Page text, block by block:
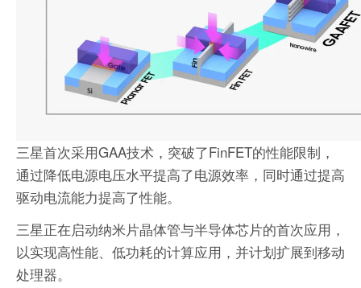
三星首次采用GAA技术，突破了FinFET的性能限制，
通过降低电源电压水平提高了电源效率，同时通过提高
驱动电流能力提高了性能。
三星正在启动纳米片晶体管与半导体芯片的首次应用，
以实现高性能、低功耗的计算应用，并计划扩展到移动
处理器。